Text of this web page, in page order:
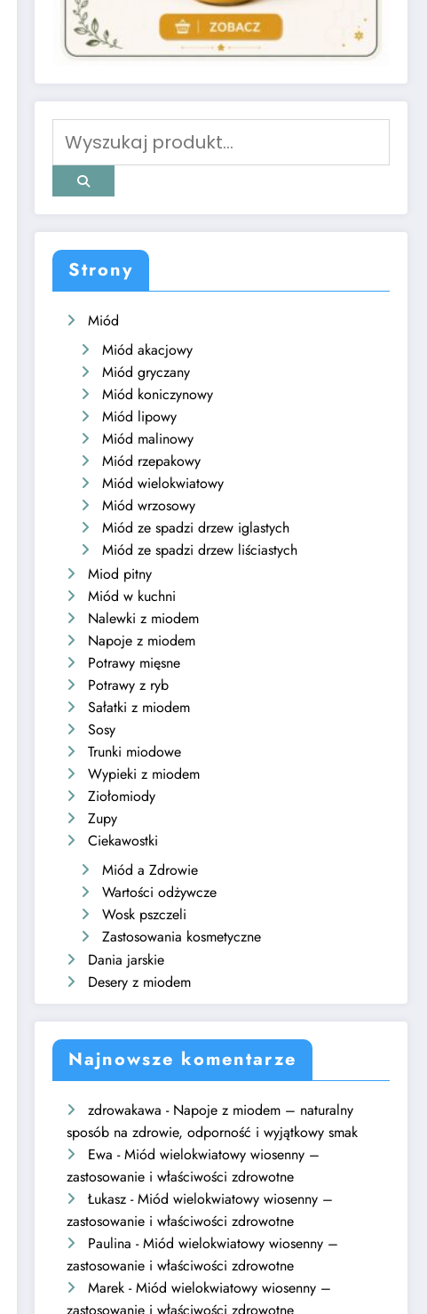
Strony
Miód
Miód akacjowy
Miód gryczany
Miód koniczynowy
Miód lipowy
Miód malinowy
Miód rzepakowy
Miód wielokwiatowy
Miód wrzosowy
Miód ze spadzi drzew iglastych
Miód ze spadzi drzew liściastych
Miod pitny
Miód w kuchni
Nalewki z miodem
Napoje z miodem
Potrawy mięsne
Potrawy z ryb
Sałatki z miodem
Sosy
Trunki miodowe
Wypieki z miodem
Ziołomiody
Zupy
Ciekawostki
Miód a Zdrowie
Wartości odżywcze
Wosk pszczeli
Zastosowania kosmetyczne
Dania jarskie
Desery z miodem
Najnowsze komentarze
zdrowakawa - Napoje z miodem – naturalny
sposób na zdrowie, odporność i wyjątkowy smak
Ewa -Miód wielokwiatowy wiosenny –
zastosowanie i właściwości zdrowotne
Łukasz -Miód wielokwiatowy wiosenny –
zastosowanie i właściwości zdrowotne
Paulina -Miód wielokwiatowy wiosenny –
zastosowanie i właściwości zdrowotne
Marek -Miód wielokwiatowy wiosenny –